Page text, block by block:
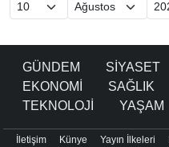
GÜNDEM SİYASET
EKONOMİ
SAĞLIK
TEKNOLOJİ
YAŞAM
İletişim Künye Yayın İlkeleri